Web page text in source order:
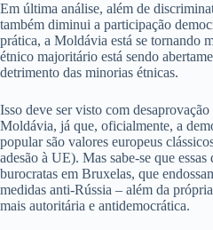
Em última análise, além de
também diminui a participação
prática, a Moldávia está se tornando
étnico majoritário está sendo
detrimento das minorias étnicas.
Isso deve ser visto com
Moldávia, já que, oficialmente, a
popular são valores europeus
adesão à UE). Mas sabe-se que
burocratas em Bruxelas, que
medidas anti-Rússia – além da
mais autoritária e antidemocrática.